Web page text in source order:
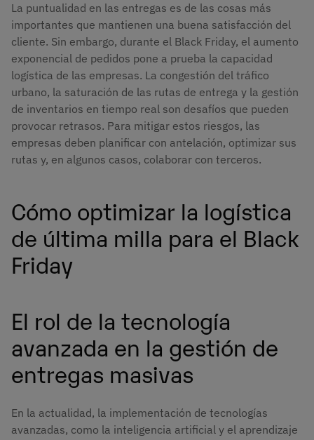
La puntualidad en las entregas es de las cosas más
importantes que mantienen una buena satisfacción del
cliente. Sin embargo, durante el Black Friday, el aumento
exponencial de pedidos pone a prueba la capacidad
logística de las empresas. La congestión del tráfico
urbano, la saturación de las rutas de entrega y la gestión
de inventarios en tiempo real son desafíos que pueden
provocar retrasos. Para mitigar estos riesgos, las
empresas deben planificar con antelación, optimizar sus
rutas y, en algunos casos, colaborar con terceros.
Cómo optimizar la logística
de última milla para el Black
Friday
El rol de la tecnología
avanzada en la gestión de
entregas masivas
En la actualidad, la implementación de tecnologías
avanzadas, como la inteligencia artificial y el aprendizaje